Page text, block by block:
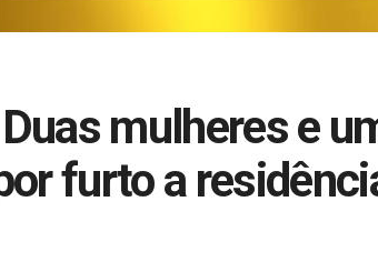
mulheres e
furto a